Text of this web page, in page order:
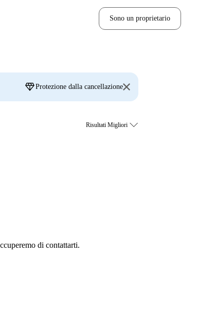
Sono un proprietario
diamondProtezione dalla cancellazione
di contattarti.